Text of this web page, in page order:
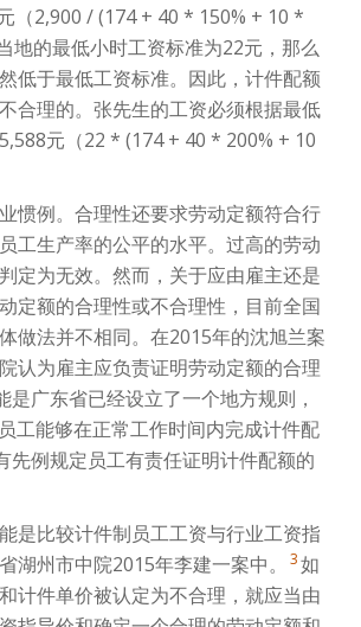
（2,900 / (174 + 40 * 150% + 10 *
地的最低小时工资标准为22元，那么
低于最低工资标准。因此，计件配额
合理的。张先生的工资必须根据最低
元（22 * (174 + 40 * 200% + 10
惯例。合理性还要求劳动定额符合行
工生产率的公平的水平。过高的劳动
定为无效。然而，关于应由雇主还是
定额的合理性或不合理性，目前全国
做法并不相同。在2015年的沈旭兰案
认为雇主应负责证明劳动定额的合理
是广东省已经设立了一个地方规则，
工能够在正常工作时间内完成计件配
先例规定员工有责任证明计件配额的
是比较计件制员工工资与行业工资指
湖州市中院2015年李建一案中。
3如
计件单价被认定为不合理，就应当由